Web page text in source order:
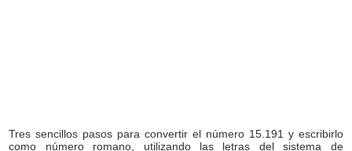
Tres sencillos pasos para convertir el número 15.191 y escribirlo
como número romano, utilizando las letras del sistema de